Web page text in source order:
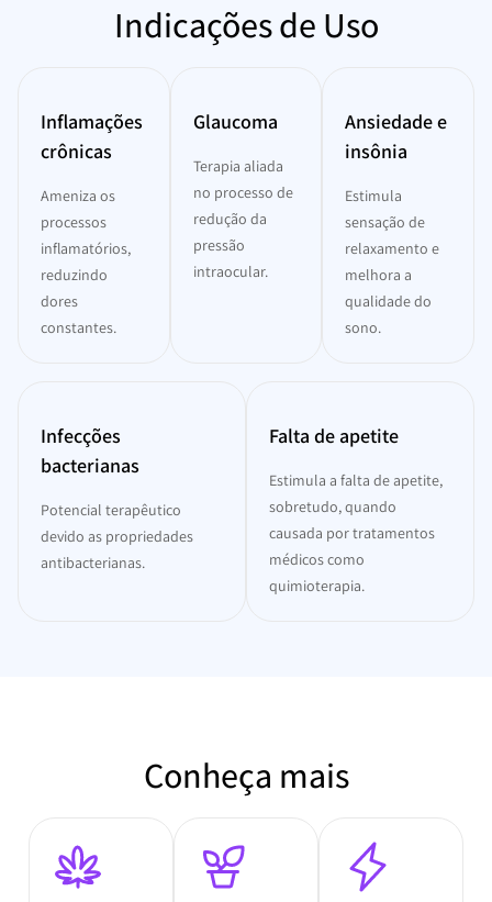
Indicações de Uso
Inflamações
crônicas
Ameniza os
processos
inflamatórios,
reduzindo
dores
constantes.
Glaucoma
Terapia aliada
no processo de
redução da
pressão
intraocular.
Ansiedade e
insônia
Estimula
sensação de
relaxamento e
melhora a
qualidade do
sono.
Infecções
bacterianas
Potencial terapêutico
devido as propriedades
antibacterianas.
Falta de apetite
Estimula a falta de apetite,
sobretudo, quando
causada por tratamentos
médicos como
quimioterapia.
Conheça mais